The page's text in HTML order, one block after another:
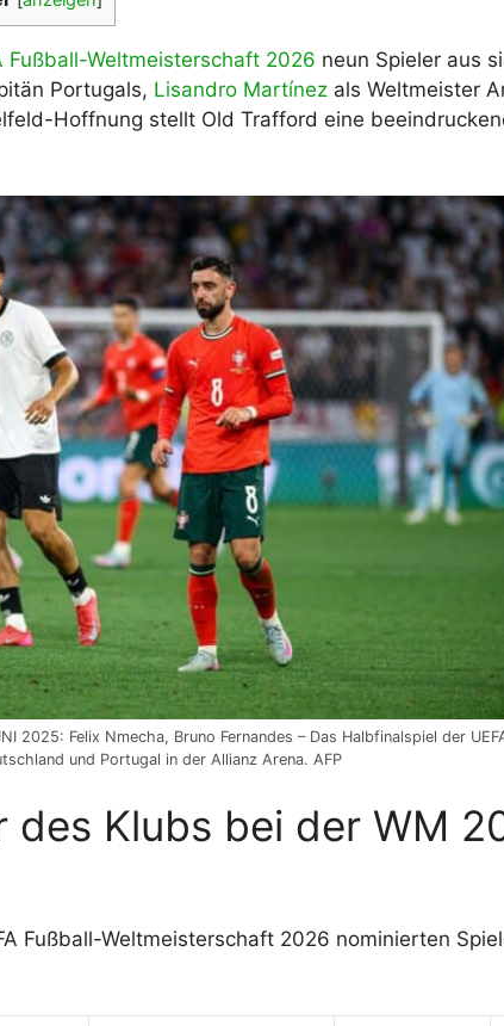
WM 2026 Spielplan Excel – kostenlos
downloaden & automatisch ausfüllen
Fußball-Weltmeisterschaft 2026 neun Spieler aus
Portugals, Lisandro Martínez als Weltmeister
Hoffnung stellt Old Trafford eine
2025: Felix Nmecha, Bruno Fernandes – Das Halbfinalspiel der
und Portugal in der Allianz Arena. AFP
des Klubs bei der WM
Fußball-Weltmeisterschaft 2026 nominierten